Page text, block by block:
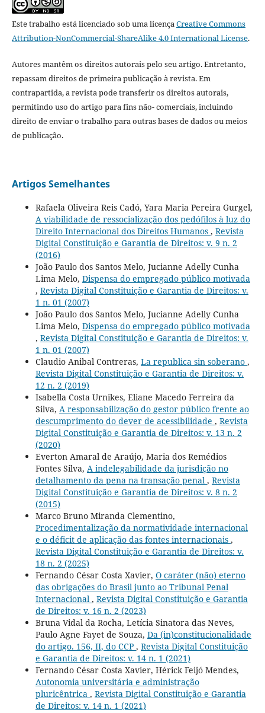
Este trabalho está licenciado sob uma licença Creative Commons
Attribution-NonCommercial-ShareAlike 4.0 International License.
Autores mantêm os direitos autorais pelo seu artigo. Entretanto,
repassam direitos de primeira publicação à revista. Em
contrapartida, a revista pode transferir os direitos autorais,
permitindo uso do artigo para fins não- comerciais, incluindo
direito de enviar o trabalho para outras bases de dados ou meios
de publicação.
Artigos Semelhantes
Rafaela Oliveira Reis Cadó, Yara Maria Pereira Gurgel,
A viabilidade de ressocialização dos pedófilos à luz do
Direito Internacional dos Direitos Humanos , Revista
Digital Constituição e Garantia de Direitos: v. 9 n. 2
(2016)
João Paulo dos Santos Melo, Jucianne Adelly Cunha
Lima Melo, Dispensa do empregado público motivada
, Revista Digital Constituição e Garantia de Direitos: v.
1 n. 01 (2007)
João Paulo dos Santos Melo, Jucianne Adelly Cunha
Lima Melo, Dispensa do empregado público motivada
, Revista Digital Constituição e Garantia de Direitos: v.
1 n. 01 (2007)
Claudio Anibal Contreras, La republica sin soberano ,
Revista Digital Constituição e Garantia de Direitos: v.
12 n. 2 (2019)
Isabella Costa Urnikes, Eliane Macedo Ferreira da
Silva, A responsabilização do gestor público frente ao
descumprimento do dever de acessibilidade , Revista
Digital Constituição e Garantia de Direitos: v. 13 n. 2
(2020)
Everton Amaral de Araújo, Maria dos Remédios
Fontes Silva, A indelegabilidade da jurisdição no
detalhamento da pena na transação penal , Revista
Digital Constituição e Garantia de Direitos: v. 8 n. 2
(2015)
Marco Bruno Miranda Clementino,
Procedimentalização da normatividade internacional
e o déficit de aplicação das fontes internacionais ,
Revista Digital Constituição e Garantia de Direitos: v.
18 n. 2 (2025)
Fernando César Costa Xavier, O caráter (não) eterno
das obrigações do Brasil junto ao Tribunal Penal
Internacional , Revista Digital Constituição e Garantia
de Direitos: v. 16 n. 2 (2023)
Bruna Vidal da Rocha, Letícia Sinatora das Neves,
Paulo Agne Fayet de Souza, Da (in)constitucionalidade
do artigo. 156, II, do CCP , Revista Digital Constituição
e Garantia de Direitos: v. 14 n. 1 (2021)
Fernando César Costa Xavier, Hérick Feijó Mendes,
Autonomia universitária e administração
pluricêntrica , Revista Digital Constituição e Garantia
de Direitos: v. 14 n. 1 (2021)